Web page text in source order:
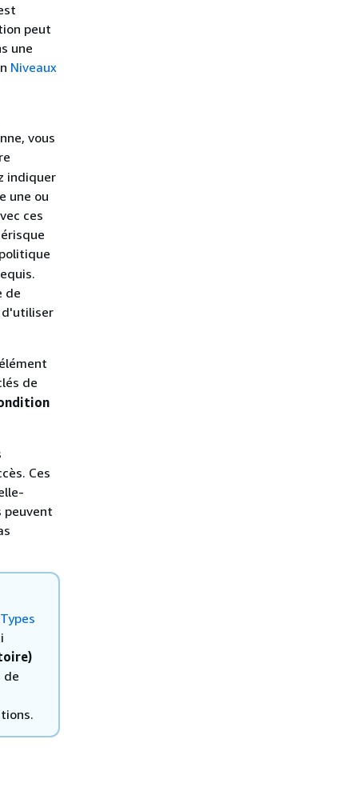
peut
une
Niveaux
vous
indiquer
une ou
ces
de
d'utiliser
de
Ces
peuvent
Types
de